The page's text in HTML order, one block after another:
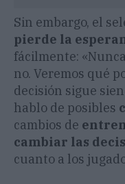
Sin embargo, el
pierde la
fácilmente:
no. Veremos qué
decisión sigue
hablo de posibles
cambios de
cambiar las
cuanto a los